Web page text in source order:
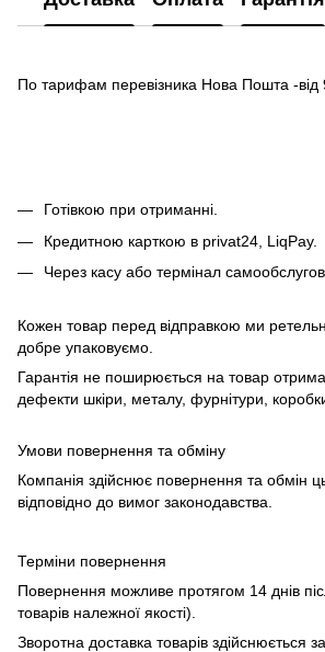
По тарифам перевізника Нова Пошта -від
Готівкою при отриманні.
Кредитною карткою в privat24, LiqPay.
Через касу або термінал
Кожен товар перед відправкою ми
добре упаковуємо.
Гарантія не поширюється на товар
дефекти шкіри, металу, фурнітури,
Умови повернення та обміну
Компанія здійснює повернення та обмін
відповідно до вимог законодавства.
Терміни повернення
Повернення можливе протягом 14 днів
товарів належної якості).
Зворотна доставка товарів здійснюється